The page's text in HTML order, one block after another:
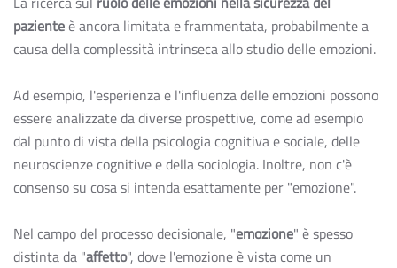
pazienteè ancora limitata e frammentata, probabilmente a
causa della complessità intrinseca allo studio delle emozioni.
Ad esempio, l'esperienza e l'influenza delle emozioni possono
essere analizzate da diverse prospettive, come ad esempio
dal punto di vista della psicologia cognitiva e sociale, delle
neuroscienze cognitive e della sociologia. Inoltre, non c'è
consenso su cosa si intenda esattamente per "emozione".
Nel campo del processo decisionale, "emozione" è spesso
distinta da "affetto", dove l'emozione è vista come un